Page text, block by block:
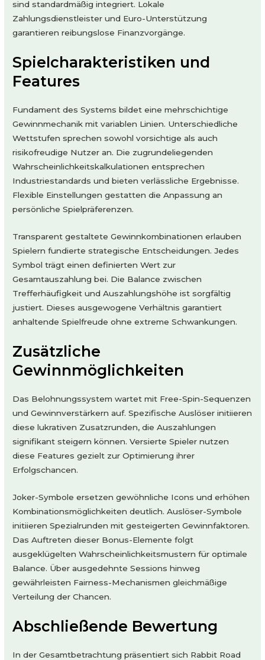
sind standardmäßig integriert. Lokale
Zahlungsdienstleister und Euro-Unterstützung
garantieren reibungslose Finanzvorgänge.
Spielcharakteristiken und
Features
Fundament des Systems bildet eine mehrschichtige
Gewinnmechanik mit variablen Linien. Unterschiedliche
Wettstufen sprechen sowohl vorsichtige als auch
risikofreudige Nutzer an. Die zugrundeliegenden
Wahrscheinlichkeitskalkulationen entsprechen
Industriestandards und bieten verlässliche Ergebnisse.
Flexible Einstellungen gestatten die Anpassung an
persönliche Spielpräferenzen.
Transparent gestaltete Gewinnkombinationen erlauben
Spielern fundierte strategische Entscheidungen. Jedes
Symbol trägt einen definierten Wert zur
Gesamtauszahlung bei. Die Balance zwischen
Trefferhäufigkeit und Auszahlungshöhe ist sorgfältig
justiert. Dieses ausgewogene Verhältnis garantiert
anhaltende Spielfreude ohne extreme Schwankungen.
Zusätzliche
Gewinnmöglichkeiten
Das Belohnungssystem wartet mit Free-Spin-Sequenzen
und Gewinnverstärkern auf. Spezifische Auslöser initiieren
diese lukrativen Zusatzrunden, die Auszahlungen
signifikant steigern können. Versierte Spieler nutzen
diese Features gezielt zur Optimierung ihrer
Erfolgschancen.
Joker-Symbole ersetzen gewöhnliche Icons und erhöhen
Kombinationsmöglichkeiten deutlich. Auslöser-Symbole
initiieren Spezialrunden mit gesteigerten Gewinnfaktoren.
Das Auftreten dieser Bonus-Elemente folgt
ausgeklügelten Wahrscheinlichkeitsmustern für optimale
Balance. Über ausgedehnte Sessions hinweg
gewährleisten Fairness-Mechanismen gleichmäßige
Verteilung der Chancen.
Abschließende Bewertung
In der Gesamtbetrachtung präsentiert sich Rabbit Road